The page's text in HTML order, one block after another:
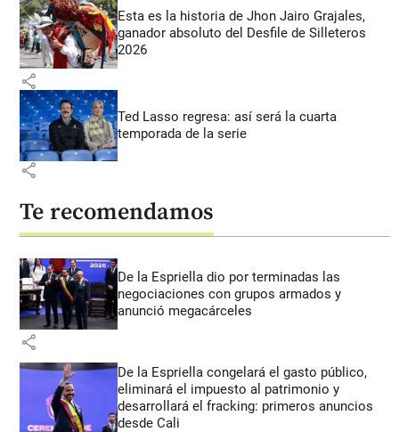
Esta es la historia de Jhon Jairo Grajales,
ganador absoluto del Desfile de Silleteros
2026
share
Ted Lasso regresa: así será la cuarta
temporada de la serie
share
Te recomendamos
De la Espriella dio por terminadas las
negociaciones con grupos armados y
anunció megacárceles
share
De la Espriella congelará el gasto público,
eliminará el impuesto al patrimonio y
desarrollará el fracking: primeros anuncios
desde Cali